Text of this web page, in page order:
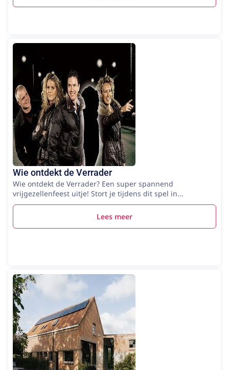
Wie ontdekt de Verrader
Wie ontdekt de Verrader? Een super spannend
vrijgezellenfeest uitje! Stort je tijdens dit spel in...
Lees meer